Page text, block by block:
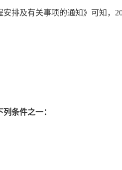
排及有关事项的通知》可知，
条件之一：